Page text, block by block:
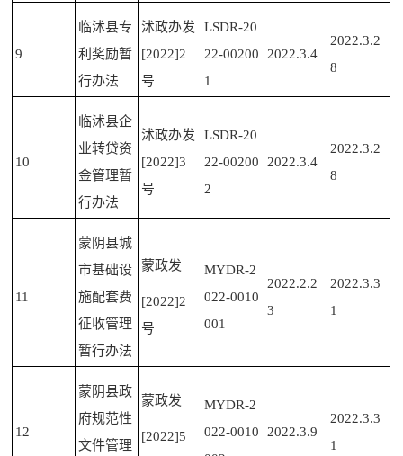
9
临沭县专
利奖励暂
行办法
沭政办发
[2022]2
号
LSDR-20
22-00200
1
2022.3.4
2022.3.2
8
10
临沭县企
业转贷资
金管理暂
行办法
沭政办发
[2022]3
号
LSDR-20
22-00200
2
2022.3.4
2022.3.2
8
11
蒙阴县城
市基础设
施配套费
征收管理
暂行办法
蒙政发
[2022]2
号
MYDR-2
022-0010
001
2022.2.2
3
2022.3.3
1
12
蒙阴县政
府规范性
文件管理
蒙政发
[2022]5
MYDR-2
022-0010
2022.3.9
2022.3.3
1